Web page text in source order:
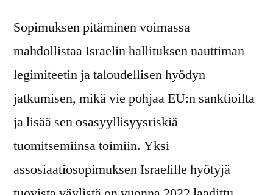
Sopimuksen pitäminen voimassa
mahdollistaa Israelin hallituksen nauttiman
legimiteetin ja taloudellisen hyödyn
jatkumisen, mikä vie pohjaa EU:n sanktioilta
ja lisää sen osasyyllisyysriskiä
tuomitsemiinsa toimiin. Yksi
assosiaatiosopimuksen Israelille hyötyjä